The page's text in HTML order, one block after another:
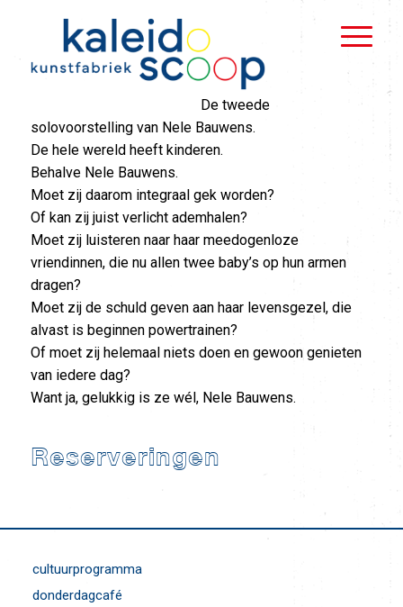
De tweede
solovoorstelling van Nele Bauwens.
De hele wereld heeft kinderen.
Behalve Nele Bauwens.
Moet zij daarom integraal gek worden?
Of kan zij juist verlicht ademhalen?
Moet zij luisteren naar haar meedogenloze
vriendinnen, die nu allen twee baby’s op hun armen
dragen?
Moet zij de schuld geven aan haar levensgezel, die
alvast is beginnen powertrainen?
Of moet zij helemaal niets doen en gewoon genieten
van iedere dag?
Want ja, gelukkig is ze wél, Nele Bauwens.
Reserveringen
cultuurprogramma
donderdagcafé